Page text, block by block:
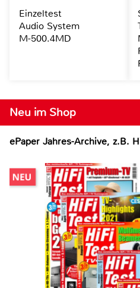
Neu im Shop
ePaper Jahres-Archive, z.B.
Einzeltest
Audio System
M-500.4MD